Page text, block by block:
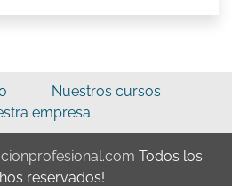
Nuestros cursos
empresa
Todos los
reservados!